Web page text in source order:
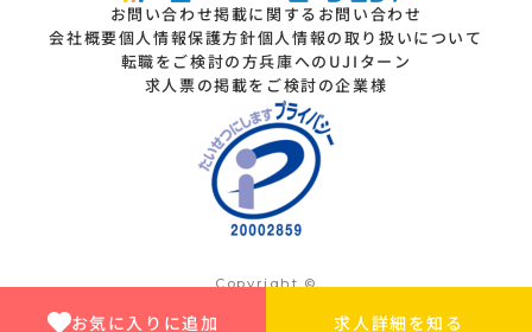
お気に入りに追加 求人詳細を知る
お問い合わせ掲載に関するお問い合わせ
会社概要個人情報保護方針個人情報の取り扱いについて
転職をご検討の方兵庫へのUJIターン
求人票の掲載をご検討の企業様
Copyright ©